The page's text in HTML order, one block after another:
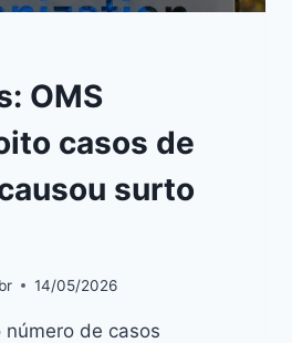
OMS
casos de
surto
14/05/2026
de casos